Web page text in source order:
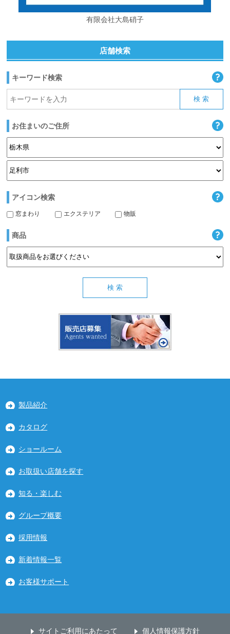
有限会社大島硝子
店舗検索
キーワード検索
お住まいのご住所
アイコン検索
窓まわり エクステリア 物販
商品
製品紹介
カタログ
ショールーム
お取扱い店舗を探す
知る・楽しむ
グループ概要
採用情報
新着情報一覧
お客様サポート
サイトご利用にあたって 個人情報保護方針